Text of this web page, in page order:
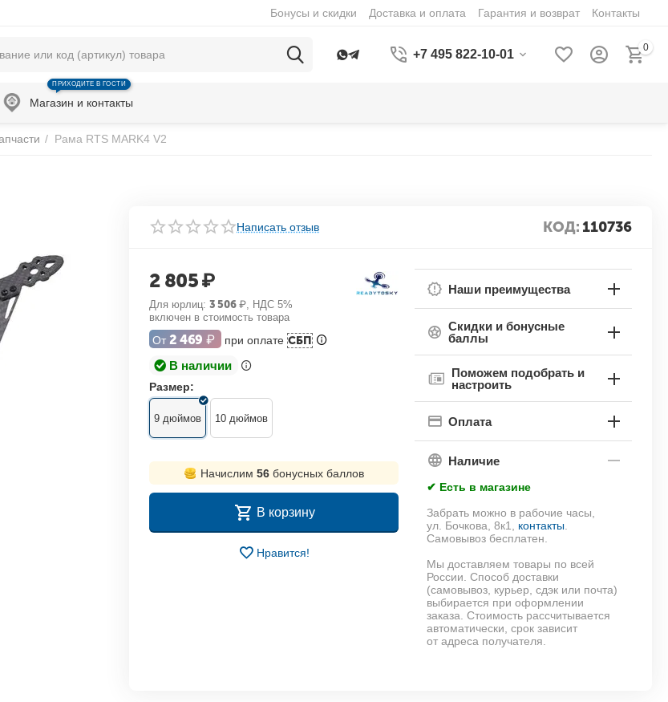
Бонусы и скидки Доставка и оплата Гарантия и возврат Контакты
+7 495 822-10-01 0
Магазин и контакты
ПРИХОДИТЕ В ГОСТИ
/ Рама RTS MARK4 V2
Написать отзыв КОД:110736
2 805₽
Для юрлиц: 3 506 ₽, НДС 5%
включен в стоимость товара
От 2 469 ₽ при оплате СБП
В наличии
Размер:
9 дюймов 10 дюймов
Начислим 56бонусных баллов
В корзину
Нравится!
Наши преимущества
Скидки и бонусные
баллы
Поможем подобрать и
настроить
Оплата
Наличие
✔ Есть в магазине
Забрать можно в рабочие часы,
ул. Бочкова, 8к1, контакты
Самовывоз бесплатен.
Мы доставляем товары по всей
России. Способ доставки
(самовывоз, курьер, сдэк или почта)
выбирается при оформлении
заказа. Стоимость рассчитывается
автоматически, срок зависит
от адреса получателя.